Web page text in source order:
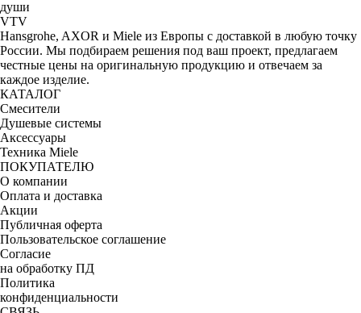
души
VTV
Hansgrohe, AXOR и Miele из Европы с доставкой в любую точку
России. Мы подбираем решения под ваш проект, предлагаем
честные цены на оригинальную продукцию и отвечаем за
каждое изделие.
КАТАЛОГ
Смесители
Душевые системы
Аксессуары
Техника Miele
ПОКУПАТЕЛЮ
О компании
Оплата и доставка
Акции
Публичная оферта
Пользовательское соглашение
Согласие
на обработку ПД
Политика
конфиденциальности